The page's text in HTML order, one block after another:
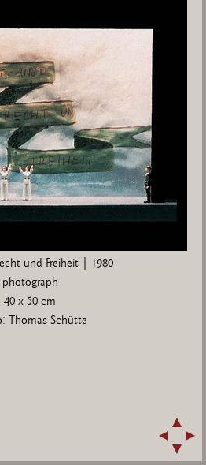
und Freiheit | 1980
photograph
40 x 50 cm
Thomas Schütte